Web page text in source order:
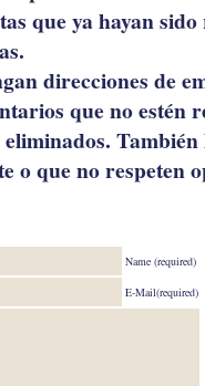
que ya hayan
direcciones de
que no estén
o que no respeten
Name (required)
E-Mail(required)